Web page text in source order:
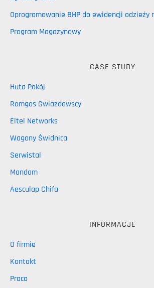
Oprogramowanie BHP do ewidencji odzieży
Program Magazynowy
CASE STUDY
Huta Pokój
Romgos Gwiazdowscy
Eltel Networks
Wagony Świdnica
Serwistal
Mandam
Aesculap Chifa
INFORMACJE
O firmie
Kontakt
Praca